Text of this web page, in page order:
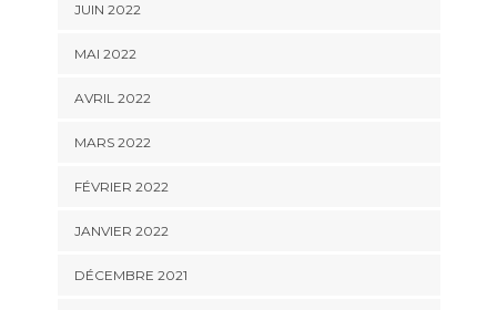
JUIN 2022
MAI 2022
AVRIL 2022
MARS 2022
FÉVRIER 2022
JANVIER 2022
DÉCEMBRE 2021